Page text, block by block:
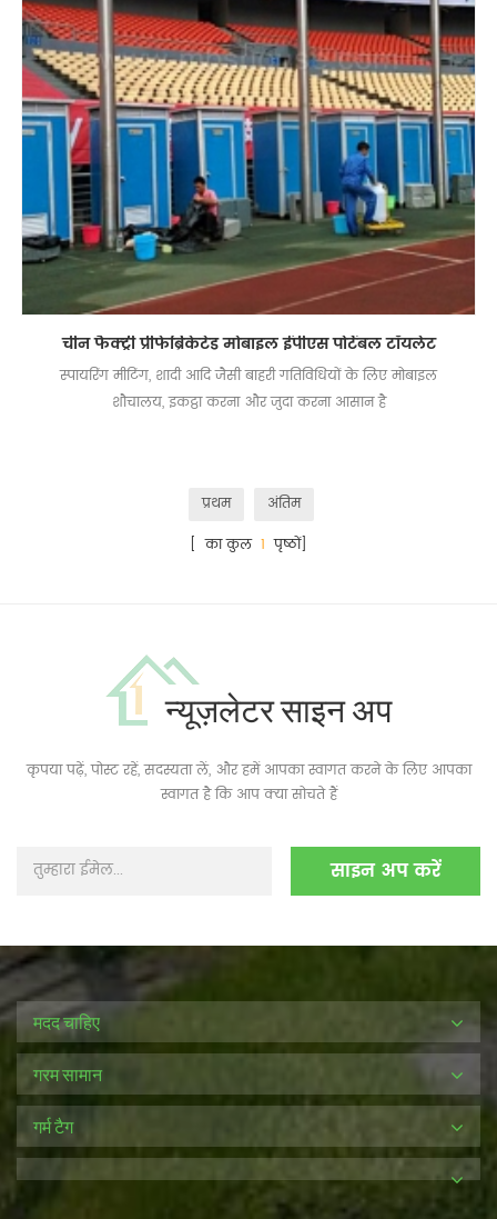
चीन फैक्ट्री प्रीफेब्रिकेटेड मोबाइल ईपीएस पोर्टेबल टॉयलेट
स्पायरिंग मीटिंग, शादी आदि जैसी बाहरी गतिविधियों के लिए मोबाइल
शौचालय, इकट्ठा करना और जुदा करना आसान है
प्रथम
अंतिम
[ का कुल 1 पृष्ठों]
न्यूज़लेटर साइन अप
कृपया पढ़ें, पोस्ट रहें, सदस्यता लें, और हमें आपका स्वागत करने के लिए आपका
स्वागत है कि आप क्या सोचते हैं
मदद चाहिए
गरम सामान
गर्म टैग